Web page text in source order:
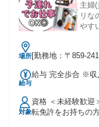
主婦
リな
やす
場所[勤務地：〒859-
給与
給与 完全歩合 ※収
対象
資格 ＜未経験歓迎＞人
転免許をお持ちの